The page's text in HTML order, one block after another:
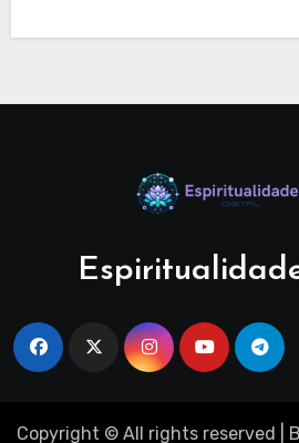
Copyright © All rights reserved